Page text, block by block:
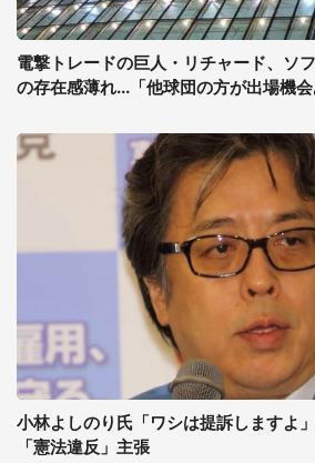
電撃トレードの巨人・リチャード、ソ
の存在感薄れ...「他球団の方が出場機
小林よしのり氏「ワシは提訴しますよ
「憲法違反」主張